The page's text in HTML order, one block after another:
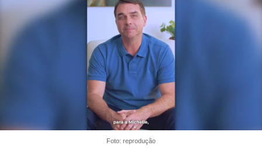
Foto: reprodução